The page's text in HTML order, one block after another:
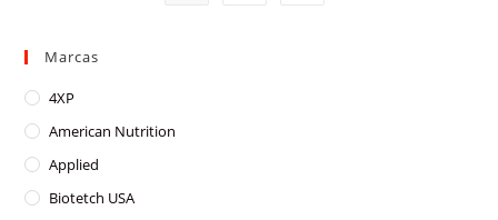
Marcas
4XP
American Nutrition
Applied
Biotetch USA